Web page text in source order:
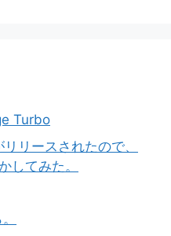
Turbo
リースされたので、
してみた。